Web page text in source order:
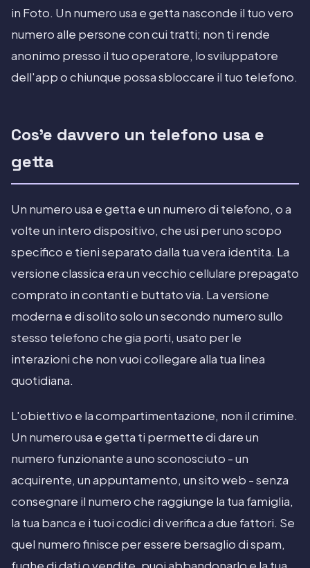
in Foto. Un numero usa e getta nasconde il tuo vero
numero alle persone con cui tratti; non ti rende
anonimo presso il tuo operatore, lo sviluppatore
dell'app o chiunque possa sbloccare il tuo telefono.
Cos'e davvero un telefono usa e
getta
Un numero usa e getta e un numero di telefono, o a
volte un intero dispositivo, che usi per uno scopo
specifico e tieni separato dalla tua vera identita. La
versione classica era un vecchio cellulare prepagato
comprato in contanti e buttato via. La versione
moderna e di solito solo un secondo numero sullo
stesso telefono che gia porti, usato per le
interazioni che non vuoi collegare alla tua linea
quotidiana.
L'obiettivo e la compartimentazione, non il crimine.
Un numero usa e getta ti permette di dare un
numero funzionante a uno sconosciuto - un
acquirente, un appuntamento, un sito web - senza
consegnare il numero che raggiunge la tua famiglia,
la tua banca e i tuoi codici di verifica a due fattori. Se
quel numero finisce per essere bersaglio di spam,